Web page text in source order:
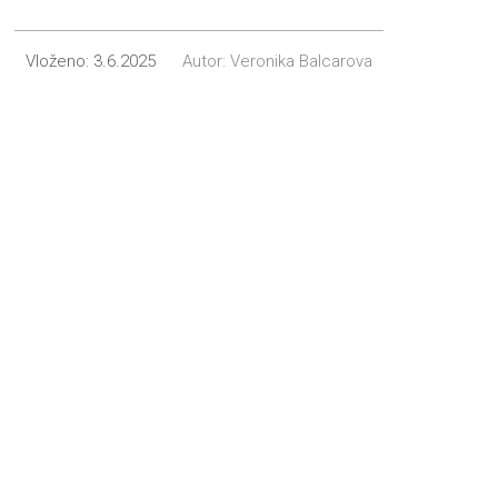
Vloženo: 3.6.2025 Autor: Veronika Balcarova